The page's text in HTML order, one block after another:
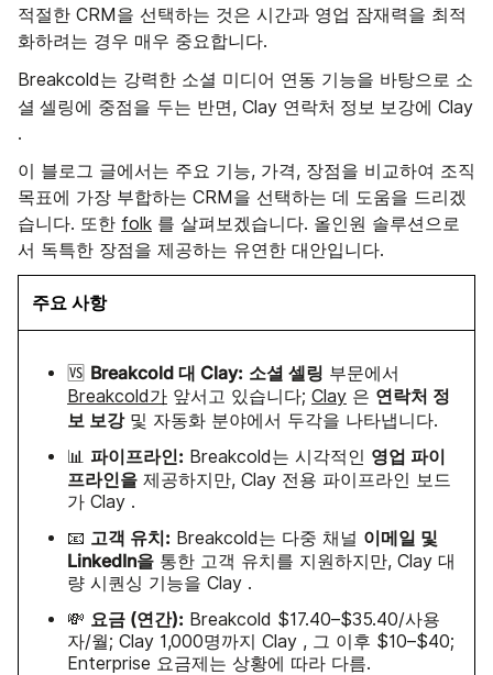
적절한 CRM을 선택하는 것은 시간과 영업 잠재력을 최적
화하려는 경우 매우 중요합니다.
Breakcold는 강력한 소셜 미디어 연동 기능을 바탕으로 소
셜 셀링에 중점을 두는 반면, Clay 연락처 정보 보강에 Clay
.
이 블로그 글에서는 주요 기능, 가격, 장점을 비교하여 조직
목표에 가장 부합하는 CRM을 선택하는 데 도움을 드리겠
습니다. 또한 folk 를 살펴보겠습니다. 올인원 솔루션으로
서 독특한 장점을 제공하는 유연한 대안입니다.
주요 사항
🆚 Breakcold 대 Clay: 소셜 셀링 부문에서
Breakcold가 앞서고 있습니다; Clay 은 연락처 정
보 보강및 자동화 분야에서 두각을 나타냅니다.
📊 파이프라인: Breakcold는 시각적인 영업 파이
프라인을 제공하지만, Clay 전용 파이프라인 보드
가 Clay .
📧 고객 유치: Breakcold는 다중 채널 이메일 및
LinkedIn을 통한 고객 유치를 지원하지만, Clay 대
량 시퀀싱 기능을 Clay .
💸 요금 (연간): Breakcold $17.40–$35.40/사용
자/월; Clay 1,000명까지 Clay , 그 이후 $10–$40;
Enterprise 요금제는 상황에 따라 다름.